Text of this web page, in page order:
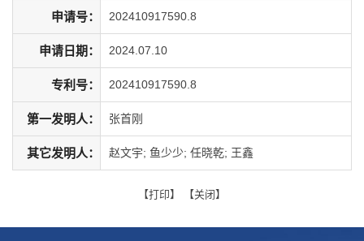
申请号： 202410917590.8
申请日期： 2024.07.10
专利号： 202410917590.8
第一发明人： 张首刚
其它发明人： 赵文宇; 鱼少少; 任晓乾; 王鑫
【打印】 【关闭 】